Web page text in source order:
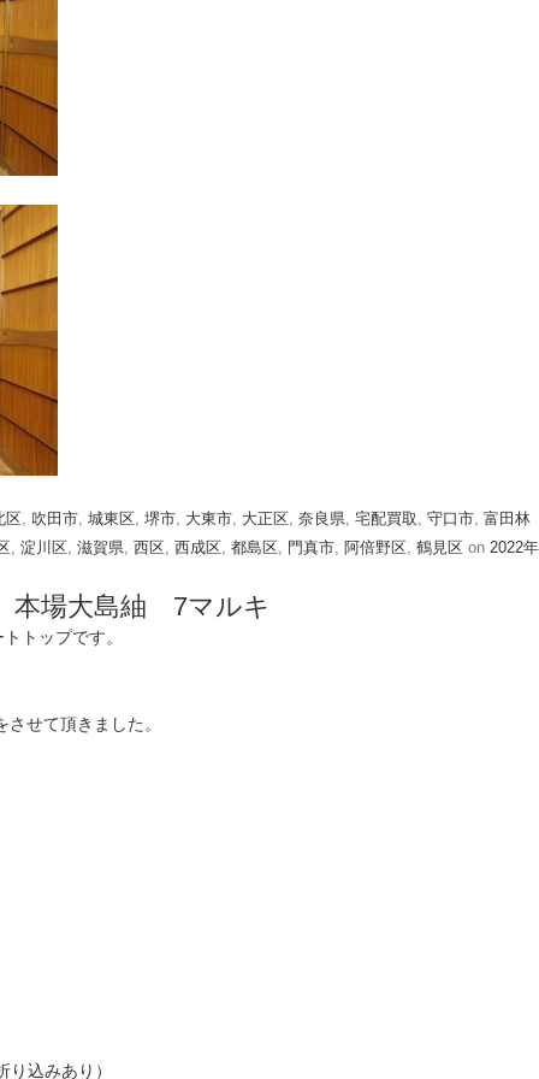
区, 吹田市, 城東区, 堺市, 大東市, 大正区, 奈良県, 宅配買取 , 守口市, 富田林
, 淀川区, 滋賀県, 西区, 西成区, 都島区, 門真市, 阿倍野区, 鶴見区 on 2022年
場大島紬 7マルキ
トップです。
せて頂きました。
込みあり）